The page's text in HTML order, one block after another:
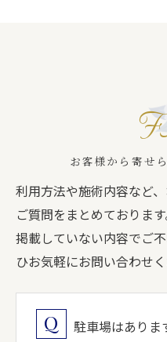
お客様から寄せ
利用方法や施術内容など
ご質問をまとめております
掲載していない内容でご
ひお気軽にお問い合わせく
駐車場はありま